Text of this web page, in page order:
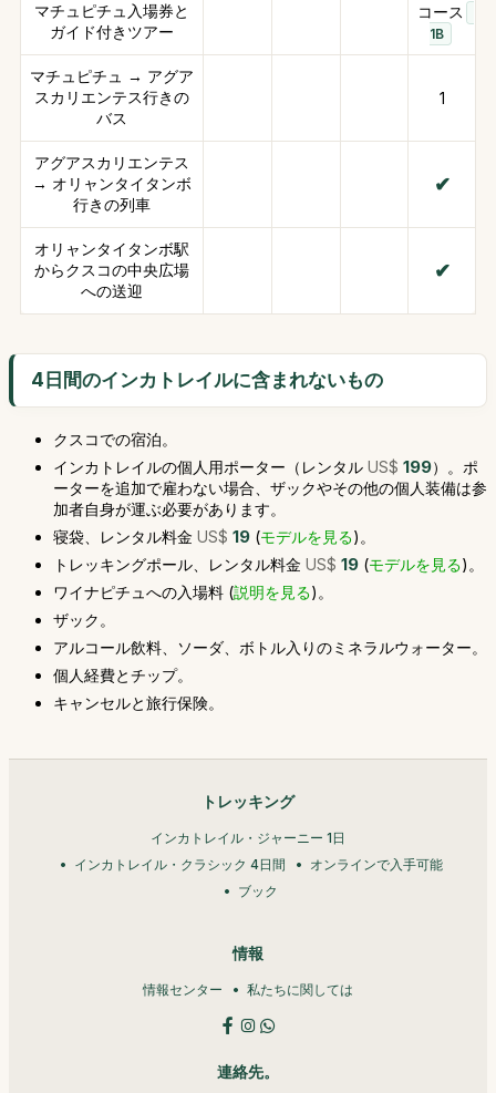
マチュピチュ入場券と
ガイド付きツアー
コース
1B
マチュピチュ → アグア
スカリエンテス行きの
バス
1
アグアスカリエンテス
→ オリャンタイタンボ
行きの列車
オリャンタイタンボ駅
からクスコの中央広場
への送迎
4日間のインカトレイルに含まれないもの
クスコでの宿泊。
インカトレイルの個人用ポーター（レンタル US$ 199）。ポ
ーターを追加で雇わない場合、ザックやその他の個人装備は参
加者自身が運ぶ必要があります。
寝袋、レンタル料金 US$ 19 (モデルを見る)。
トレッキングポール、レンタル料金 US$ 19 (モデルを見る)。
ワイナピチュへの入場料 (説明を見る)。
ザック。
アルコール飲料、ソーダ、ボトル入りのミネラルウォーター。
個人経費とチップ。
キャンセルと旅行保険。
トレッキング
インカトレイル・ジャーニー 1日
インカトレイル・クラシック 4日間
オンラインで入手可能
ブック
情報
情報センター 私たちに関しては
連絡先。